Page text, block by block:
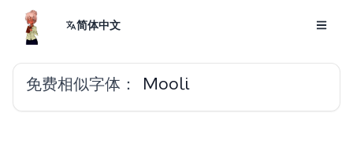
简体中文
免费相似字体： Mooli